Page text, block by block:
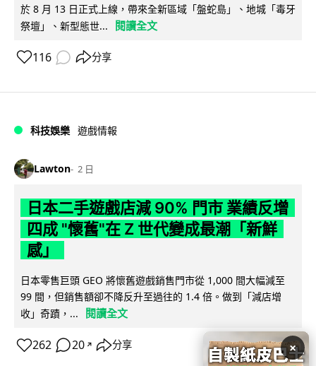
於 8 月 13 日正式上線，帶來全新區域「盤蛇島」、地城「毒牙
祭壇」、新型態世...
閱讀全文
116 分享
科技娛樂 遊戲情報
Lawton 2 日
日本二手遊戲店減 90% 門市 業績反增
四成 "懷舊"在 Z 世代變成最潮「新鮮
感」
日本零售巨頭 GEO 將懷舊遊戲銷售門市從 1,000 間大幅減至
99 間，但銷售額卻不降反升至過往的 1.4 倍。做到「減店增
收」奇蹟，...
閱讀全文
262 20 ↗ 分享 ×